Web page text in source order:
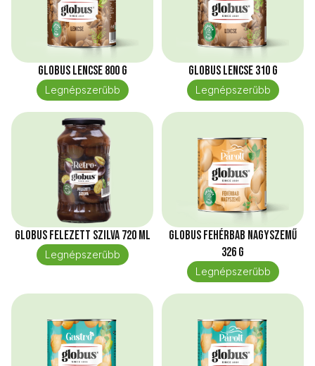
Globus Lencse 800 g
Legnépszerűbb
Globus Lencse 310 g
Legnépszerűbb
Globus Felezett szilva 720 ml
Legnépszerűbb
Globus Fehérbab nagyszemű
326 g
Legnépszerűbb